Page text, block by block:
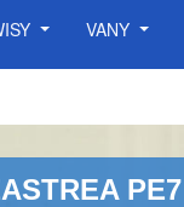
VANY
PE7